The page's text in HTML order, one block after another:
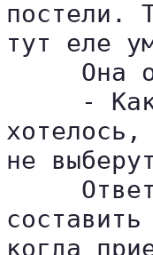
постели.
тут еле
Она
-
не
когда